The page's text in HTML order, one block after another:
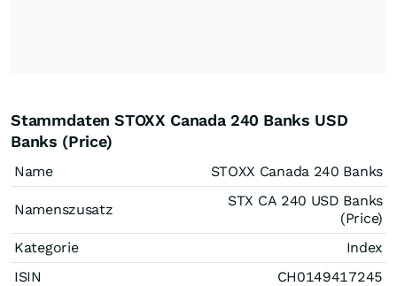
Stammdaten STOXX Canada 240 Banks USD
Banks (Price)
Name STOXX Canada 240 Banks
Namenszusatz
STX CA 240 USD Banks
(Price)
Kategorie
Index
ISIN
CH0149417245